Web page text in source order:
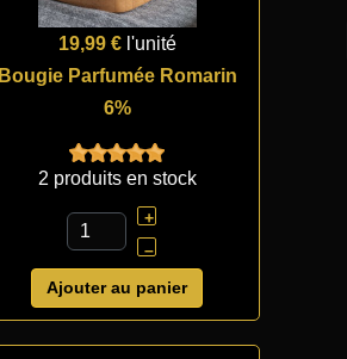
19,99 € l'unité
Bougie Parfumée Romarin
6%
2 produits en stock
+
–
Ajouter au panier